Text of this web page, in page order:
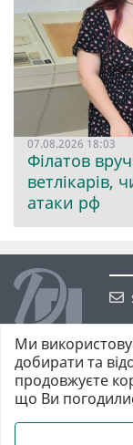
07.08.2026 18:03
Філатов
ветлікарів,
атаки рф
©2026 https://
Всі права захищені.
матеріалів
Ми
добирати та
продовжуєте
що Ви